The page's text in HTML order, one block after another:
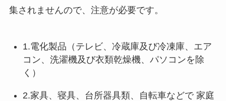
集されませんので、注意が必要です。
1.電化製品（テレビ、冷蔵庫及び冷凍庫、エア
コン、洗濯機及び衣類乾燥機、パソコンを除
く）
2.家具、寝具、台所器具類、自転車などで 家庭